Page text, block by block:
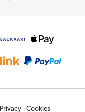
Privacy Cookies